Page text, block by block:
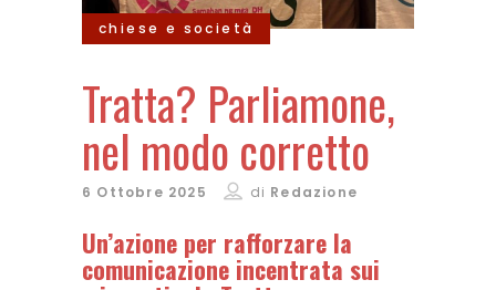
chiese e società
Tratta? Parliamone,
nel modo corretto
6 Ottobre 2025 di Redazione
Un’azione per rafforzare la
comunicazione incentrata sui